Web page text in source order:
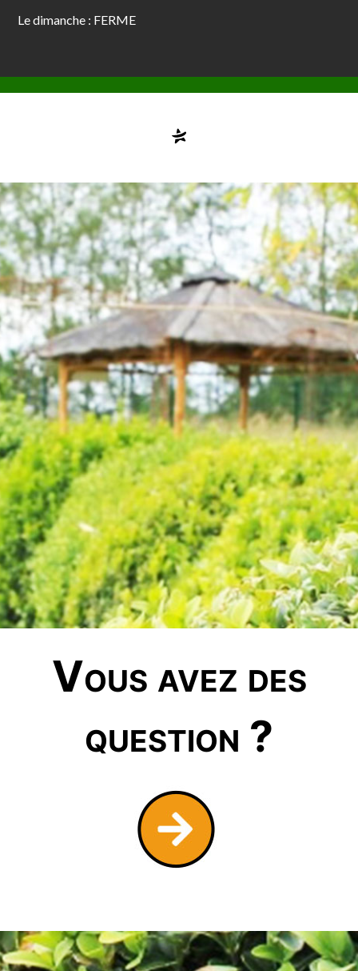
Le dimanche : FERME
Vous avez des
question ?